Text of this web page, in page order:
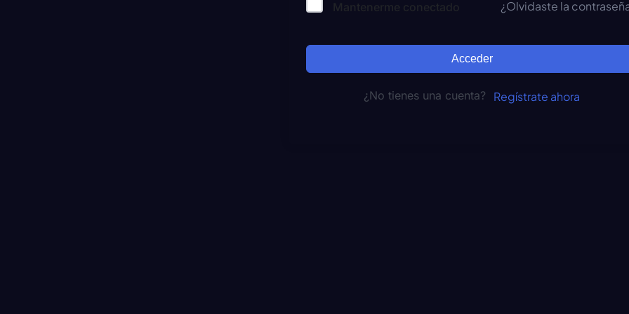
Mantenerme conectado ¿Olvidaste la
Acceder
¿No tienes una cuenta? Regístrate ahora